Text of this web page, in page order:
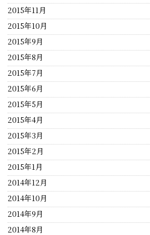
2015年11月
2015年10月
2015年9月
2015年8月
2015年7月
2015年6月
2015年5月
2015年4月
2015年3月
2015年2月
2015年1月
2014年12月
2014年10月
2014年9月
2014年8月